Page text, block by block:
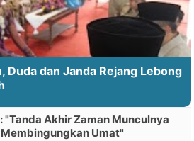
Duda dan Janda Rejang Lebong
"Tanda Akhir Zaman Munculnya
Umat"